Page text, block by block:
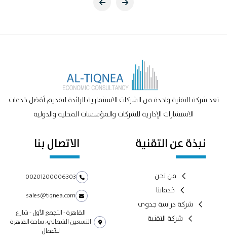
تعد شركة التقنية واحدة من الشركات الاستثمارية الرائدة لتقديم أفضل خدمات
الاستشارات الإدارية للشركات والمؤسسات المحلية والدولية
نبذة عن التقنية
من نحن
خدماتنا
شركة دراسة جدوى
شركة التقنية
الاتصال بنا
00201200006303
sales@tiqnea.com
القاهرة - التجمع الأول - شارع
التسعين الشمالي، ساحة القاهرة
للأعمال